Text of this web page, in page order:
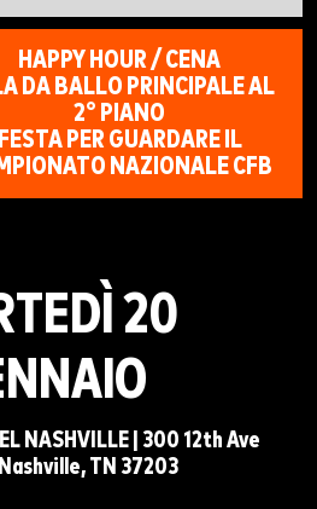
HAPPY HOUR / CENA
DA BALLO PRINCIPALE AL
2° PIANO
FESTA PER GUARDARE IL
NAZIONALE CFB
20
NASHVILLE | 300 12th Ave
TN 37203